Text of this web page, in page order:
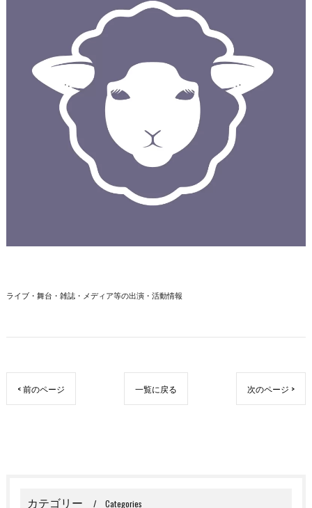
ライブ・舞台・雑誌・メディア等の出演・活動情報
< 前のページ 一覧に戻る 次のページ >
カテゴリー Categories